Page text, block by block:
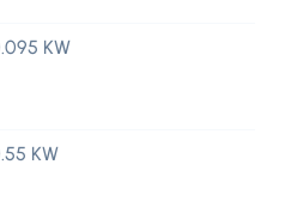
KW
KW